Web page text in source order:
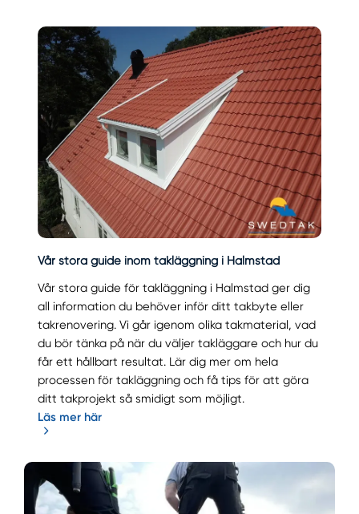
Vår stora guide inom takläggning i Halmstad
Vår stora guide för takläggning i Halmstad ger dig
all information du behöver inför ditt takbyte eller
takrenovering. Vi går igenom olika takmaterial, vad
du bör tänka på när du väljer takläggare och hur du
får ett hållbart resultat. Lär dig mer om hela
processen för takläggning och få tips för att göra
ditt takprojekt så smidigt som möjligt.
Läs mer här